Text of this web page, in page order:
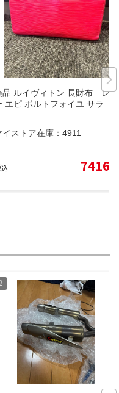
品 ルイヴィトン 長財布 レザ
エピ ポルトフォイユ サラ
イストア在庫： 4911
7416